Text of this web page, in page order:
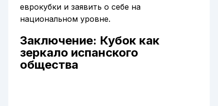
еврокубки и заявить о себе на
национальном уровне.
Заключение: Кубок как
зеркало испанского
общества